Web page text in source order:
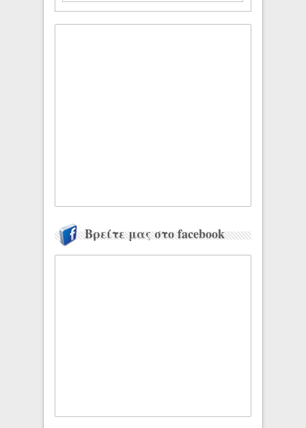
Βρείτε μας στο facebook